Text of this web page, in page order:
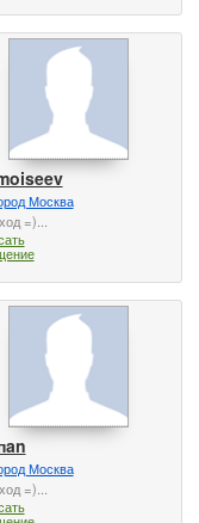
Москва
=)...
Москва
=)...